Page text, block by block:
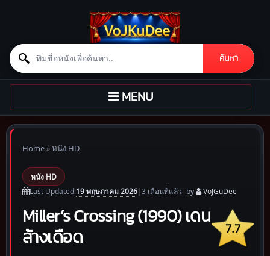
Search for:
ค้นหา
Skip to content
TOGGLE
NAVIGATION
MENU
Home»หนัง HD
หนัง HD
Last Updated:19 พฤษภาคม 2026|3 เดือนที่แล้ว | by VoJGuDee
7.7
Miller’s Crossing (1990) เดน
ล้างเดือด